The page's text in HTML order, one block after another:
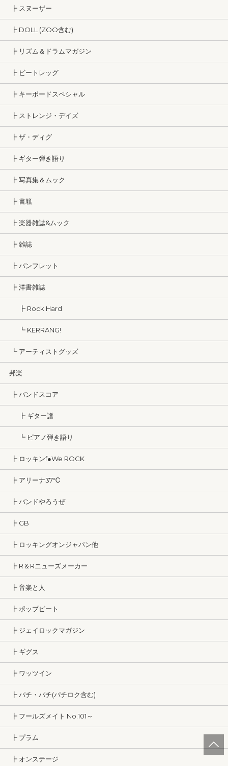
┣ スヌーザー
┣ DOLL (ZOO含む)
┣ リズム＆ドラムマガジン
┣ ビートレッグ
┣ キーボードスペシャル
┣ ストレンジ・デイズ
┣ ザ・ディグ
┣ ギター弾き語り
┣ 写真集＆ムック
┣ 書籍
┣ 楽器雑誌&ムック
┣ 雑誌
┣ パンフレット
┣ 洋書雑誌
┣ Rock Hard
┗ KERRANG!
┗ アーティストグッズ
邦楽
┣ バンドスコア
┣ ギター譜
┗ ピアノ弾き語り
┣ ロッキンf●We ROCK
┣ アリーナ37℃
┣ バンドやろうぜ
┣ GB
┣ ロッキングオンジャパン他
┣ R＆Rニューズメーカー
┣ 音楽と人
┣ ポップビート
┣ ジェイロックマガジン
┣ ギグス
┣ ワッツイン
┣ パチ・パチ(パチロク含む)
┣ フールズメイト No.101～
┣ プラム
┣ オンステージ